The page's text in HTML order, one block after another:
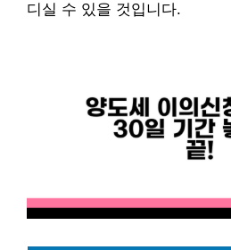
디실 수 있을 것입니다.